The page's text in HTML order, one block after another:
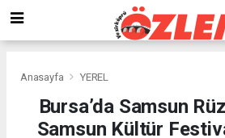
Anasayfa YEREL
Bursa’da Samsun
Samsun Kültür